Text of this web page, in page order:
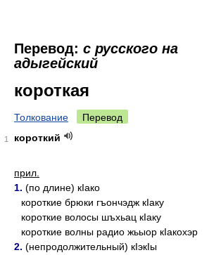
Перевод: с русского на
адыгейский
короткая
Толкование Перевод
1 короткий
прил.
1. (по длине) кIако
короткие брюки гъончэдж кIаку
короткие волосы шъхьац кIаку
короткие волны радио жьыор кIакохэр
2. (непродолжительный) кIэкIы